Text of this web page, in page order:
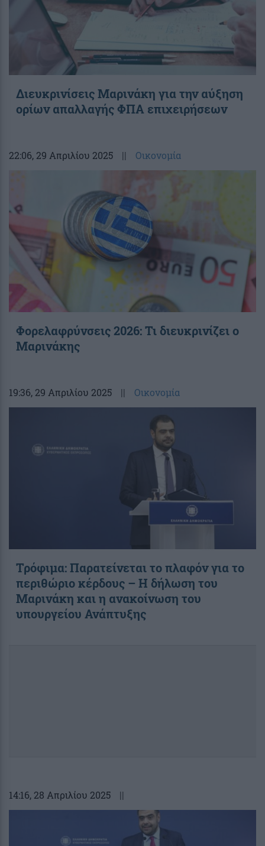
Διευκρινίσεις Μαρινάκη για την αύξηση
ορίων απαλλαγής ΦΠΑ επιχειρήσεων
22:06, 29 Απριλίου 2025 || Οικονομία
Φορελαφρύνσεις 2026: Τι διευκρινίζει ο
Μαρινάκης
19:36, 29 Απριλίου 2025 || Οικονομία
Τρόφιμα: Παρατείνεται το πλαφόν για το
περιθώριο κέρδους – Η δήλωση του
Μαρινάκη και η ανακοίνωση του
υπουργείου Ανάπτυξης
14:16, 28 Απριλίου 2025 ||